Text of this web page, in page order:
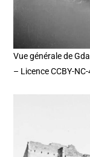
Vue générale de
– Licence CCBY-